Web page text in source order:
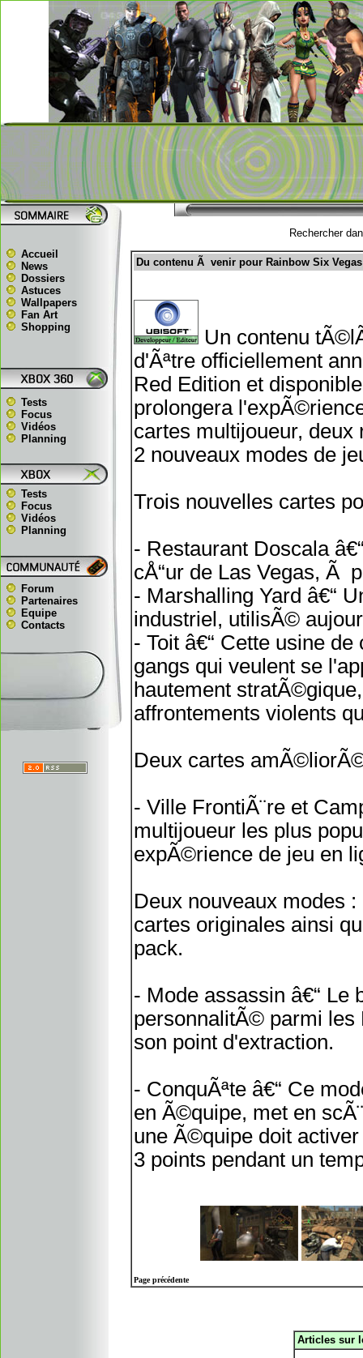
Accueil
News
Dossiers
Astuces
Wallpapers
Fan Art
Shopping
Tests
Focus
Vidéos
Planning
Tests
Focus
Vidéos
Planning
Forum
Partenaires
Equipe
Contacts
Rechercher
Du contenu Ã venir pour Rainbow Six Vegas
Un contenu
d'Ãªtre officiellement
Red Edition et
prolongera
cartes multijoueur,
2 nouveaux modes de
Trois nouvelles cartes
- Restaurant Doscala
cÅ“ur de Las Vegas, Ã
- Marshalling Yard â€“
industriel, utilisÃ©
- Toit â€“ Cette usine
gangs qui veulent se
hautement
affrontements violents
Deux cartes
- Ville FrontiÃ¨re et
multijoueur les plus
expÃ©rience de jeu en
Deux nouveaux modes
cartes originales ainsi
pack.
- Mode assassin â€“ Le
personnalitÃ© parmi
son point d'extraction.
- ConquÃªte â€“ Ce
en Ã©quipe, met en
une Ã©quipe doit
3 points pendant un
Page précédente
Articles sur